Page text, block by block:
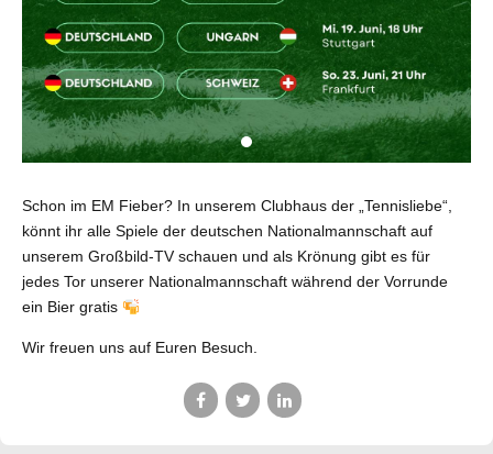
Schon im EM Fieber? In unserem Clubhaus der „Tennisliebe“,
könnt ihr alle Spiele der deutschen Nationalmannschaft auf
unserem Großbild-TV schauen und als Krönung gibt es für
jedes Tor unserer Nationalmannschaft während der Vorrunde
ein Bier gratis
Wir freuen uns auf Euren Besuch.